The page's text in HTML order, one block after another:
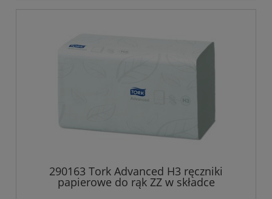
290163 Tork Advanced H3 ręczniki
papierowe do rąk ZZ w składce